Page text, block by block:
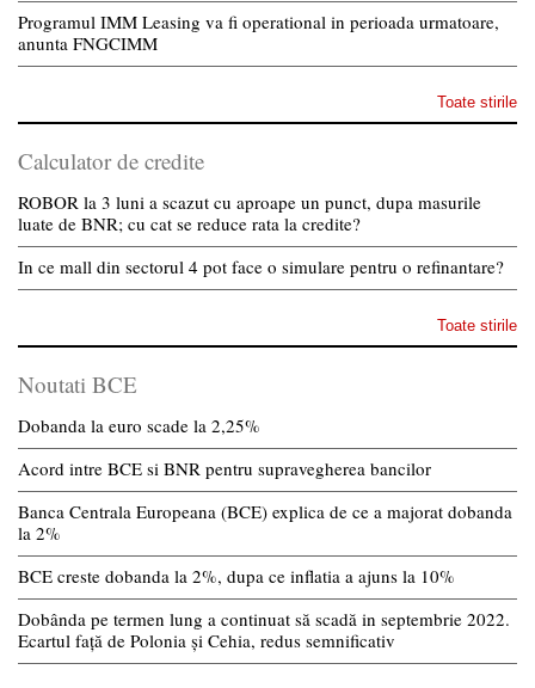
Programul IMM Leasing va fi operational in perioada urmatoare,
anunta FNGCIMM
Toate stirile
Calculator de credite
ROBOR la 3 luni a scazut cu aproape un punct, dupa masurile
luate de BNR; cu cat se reduce rata la credite?
In ce mall din sectorul 4 pot face o simulare pentru o refinantare?
Toate stirile
Noutati BCE
Dobanda la euro scade la 2,25%
Acord intre BCE si BNR pentru supravegherea bancilor
Banca Centrala Europeana (BCE) explica de ce a majorat dobanda
la 2%
BCE creste dobanda la 2%, dupa ce inflatia a ajuns la 10%
Dobânda pe termen lung a continuat să scadă in septembrie 2022.
Ecartul față de Polonia și Cehia, redus semnificativ